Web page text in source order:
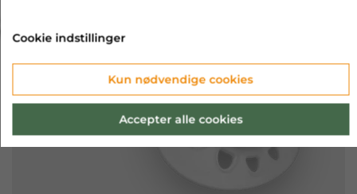
‹
Cookie indstillinger
Kun nødvendige cookies
Accepter alle cookies